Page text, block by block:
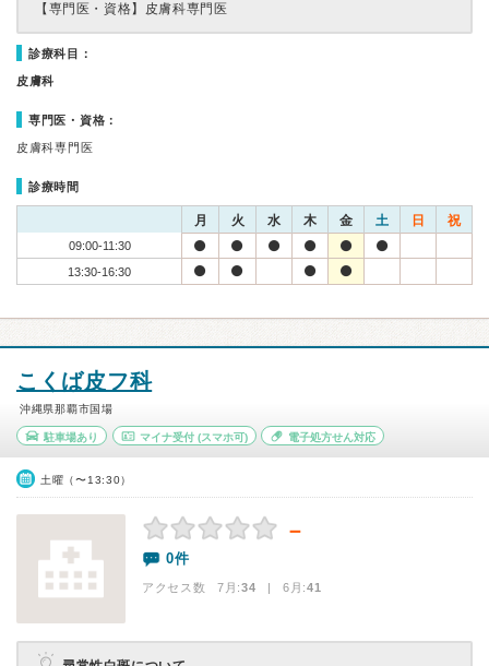
【専門医・資格】 皮膚科専門医
診療科目：
皮膚科
専門医・資格：
皮膚科専門医
診療時間
月 火 水 木 金 土 日 祝
09:00-11:30
13:30-16:30
こくば皮フ科
沖縄県那覇市国場
駐車場あり マイナ受付(スマホ可) 電子処方せん対応
土曜（〜13:30）
－
0件
アクセス数 7月:34 | 6月:41